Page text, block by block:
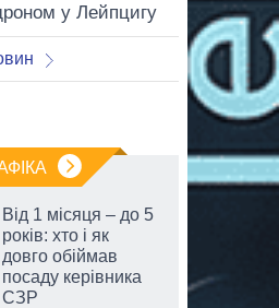
у Лейпцигу
Від 1 місяця – до 5
років: хто і як
довго обіймав
посаду керівника
СЗР